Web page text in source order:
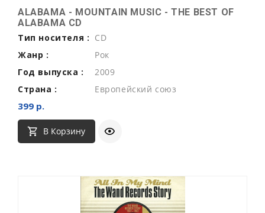
ALABAMA - MOUNTAIN MUSIC - THE BEST OF
ALABAMA CD
Тип носителя : CD
Жанр :
Рок
Год выпуска :
2009
Страна :
Европейский союз
399 р.
В Корзину